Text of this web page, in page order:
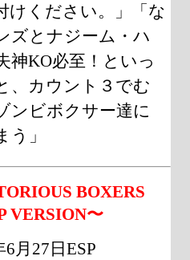
けください。」「な
ズとナジーム・ハ
神KO必至！といっ
、カウント３でむ
ンビボクサー達に
」
BOXERS
VERSION〜
6月27日ESP